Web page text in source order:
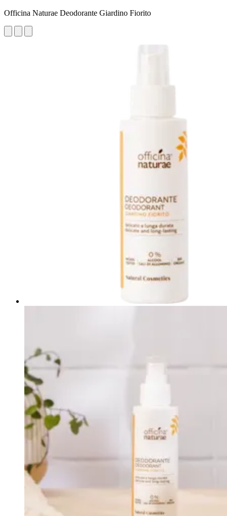
Officina Naturae Deodorante Giardino Fiorito